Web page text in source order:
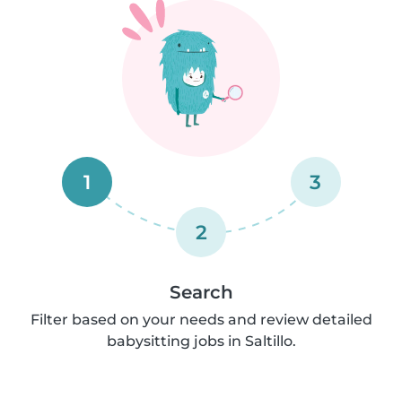
1
2
3
Search
Filter based on your needs and review detailed
babysitting jobs in Saltillo.